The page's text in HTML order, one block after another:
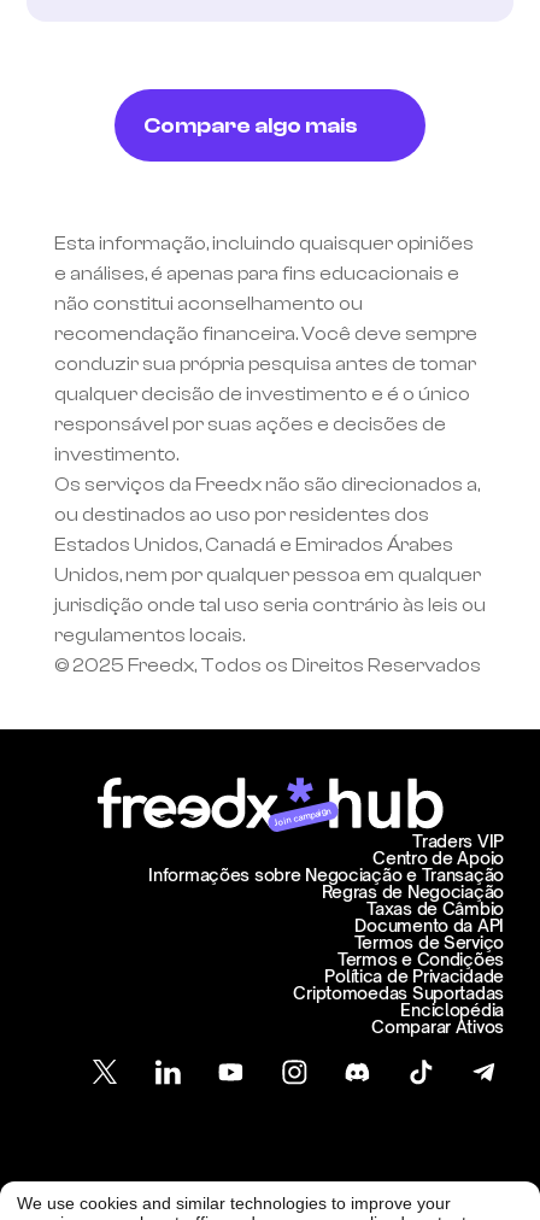
Compare algo mais
Esta informação, incluindo quaisquer opiniões
e análises, é apenas para fins educacionais e
não constitui aconselhamento ou
recomendação financeira. Você deve sempre
conduzir sua própria pesquisa antes de tomar
qualquer decisão de investimento e é o único
responsável por suas ações e decisões de
investimento.
Os serviços da Freedx não são direcionados a,
ou destinados ao uso por residentes dos
Estados Unidos, Canadá e Emirados Árabes
Unidos, nem por qualquer pessoa em qualquer
jurisdição onde tal uso seria contrário às leis ou
regulamentos locais.
© 2025 Freedx, Todos os Direitos Reservados
Join campaign
Centro de Apoio
Informações sobre Negociação e Transação
Traders VIP
Regras de Negociação
Taxas de Câmbio
Documento da API
Termos de Serviço
Termos e Condições
Política de Privacidade
Criptomoedas Suportadas
Enciclopédia
Comparar Ativos
Atendimento ao Cliente
We use cookies and similar technologies to improve your